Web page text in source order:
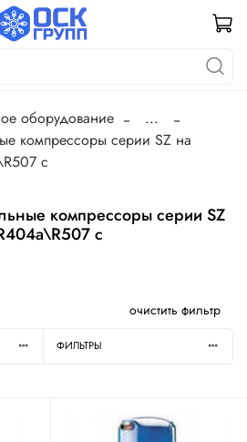
оборудование
...
компрессоры серии SZ на
c
компрессоры серии SZ
c
очистить фильтр
ФИЛЬТРЫ